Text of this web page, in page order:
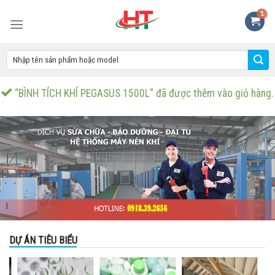
“BÌNH TÍCH KHÍ PEGASUS 1500L” đã được thêm vào giỏ hàng.
DỰ ÁN TIÊU BIỂU